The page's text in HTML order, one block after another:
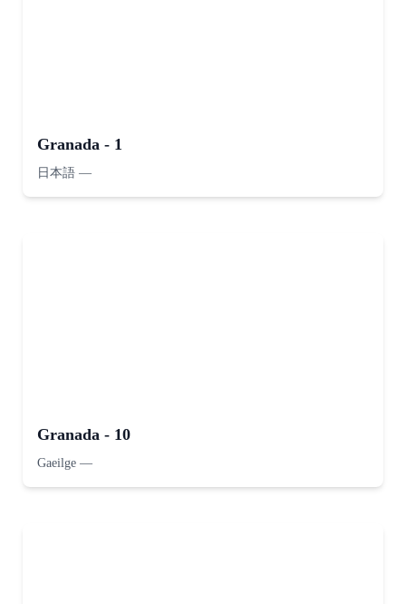
Granada - 1
日本語 —
Granada - 10
Gaeilge —